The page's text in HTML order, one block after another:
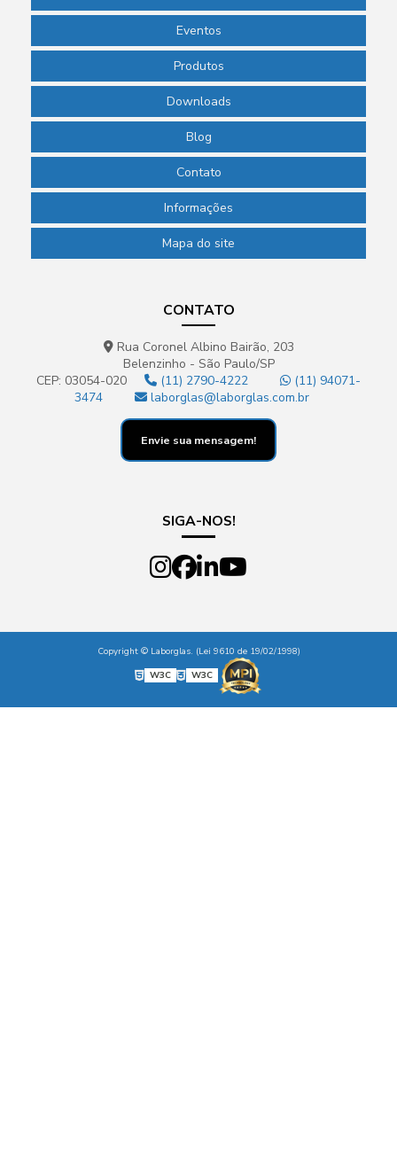
Eventos
Produtos
Downloads
Blog
Contato
Informações
Mapa do site
CONTATO
Rua Coronel Albino Bairão, 203
Belenzinho - São Paulo/SP
CEP: 03054-020
(11) 2790-4222
(11) 94071-
3474
laborglas@laborglas.com.br
Envie sua mensagem!
SIGA-NOS!
Copyright © Laborglas. (Lei 9610 de 19/02/1998)
W3C
W3C